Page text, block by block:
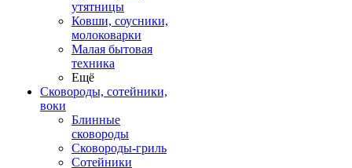
утятницы
Ковши, соусники,
молоковарки
Малая бытовая
техника
Ещё
Сковороды, сотейники,
воки
Блинные
сковороды
Сковороды-гриль
Сотейники